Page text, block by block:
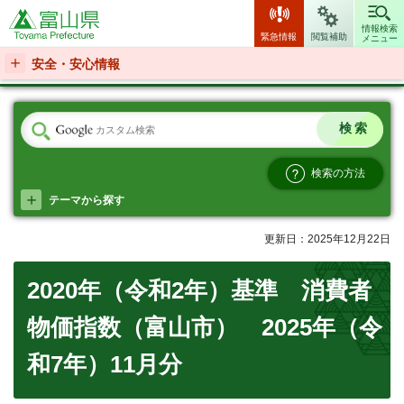
富山県
緊急情報 閲覧補助
情報検索
メニュー
安全・安心情報
検索の方法
テーマから探す
更新日：2025年12月22日
2020年（令和2年）基準 消費者
物価指数（富山市） 2025年（令
和7年）11月分